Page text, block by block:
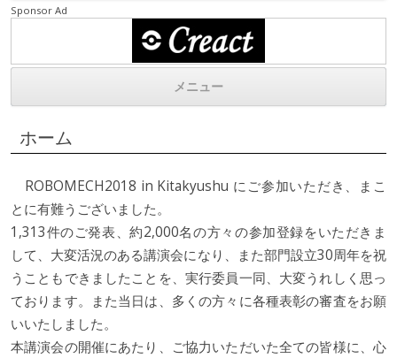
Sponsor Ad
メニュー
コンテンツへ移動
ホーム
ROBOMECH2018 in Kitakyushu にご参加いただき、まこ
とに有難うございました。
1,313件のご発表、約2,000名の方々の参加登録をいただきま
して、大変活況のある講演会になり、また部門設立30周年を祝
うこともできましたことを、実行委員一同、大変うれしく思っ
ております。また当日は、多くの方々に各種表彰の審査をお願
いいたしました。
本講演会の開催にあたり、ご協力いただいた全ての皆様に、心